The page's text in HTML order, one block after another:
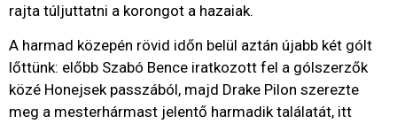
rajta túljuttatni a korongot a hazaiak.
A harmad közepén rövid időn belül aztán újabb két gólt
lőttünk: előbb Szabó Bence iratkozott fel a gólszerzők
közé Honejsek passzából, majd Drake Pilon szerezte
meg a mesterhármast jelentő harmadik találatát, itt